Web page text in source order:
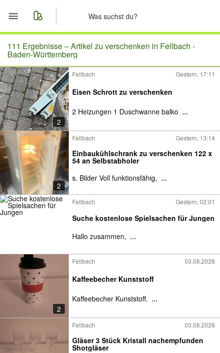
Start
Merkliste
Nachrichten
Anzeige aufgeben
111 Ergebnisse –Artikel zu verschenken in Fellbach -
Baden-Württemberg
2
Fellbach Gestern, 17:11
Eisen Schrott zu verschenken
2 Heizungen 1 Duschwanne balko ...
2
Fellbach Gestern, 13:14
Einbaukühlschrank zu verschenken 122 x
54 an Selbstabholer
s. Bilder Voll funktionsfähig, ...
Fellbach Gestern, 02:01
Suche kostenlose Spielsachen für Jungen
Hallo zusammen, ...
2
Fellbach 03.08.2026
Kaffeebecher Kunststoff
Kaffeebecher Kunststoff. ...
Fellbach 03.08.2026
Gläser 3 Stück Kristall nachempfunden
Shotgläser